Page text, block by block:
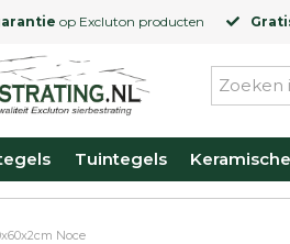
op Excluton producten
Tuintegels
Noce